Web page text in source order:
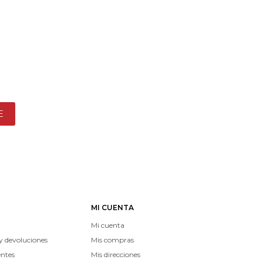
devoluciones
MI CUENTA
Mi cuenta
Mis compras
Mis direcciones